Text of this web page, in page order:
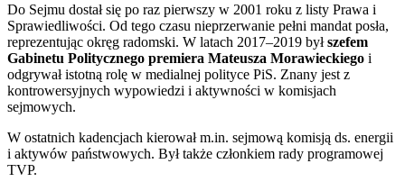
Do Sejmu dostał się po raz pierwszy w 2001 roku z listy Prawa i
Sprawiedliwości. Od tego czasu nieprzerwanie pełni mandat posła,
reprezentując okręg radomski. W latach 2017–2019 byłszefem
Gabinetu Politycznego premiera Mateusza Morawieckiego i
odgrywał istotną rolę w medialnej polityce PiS. Znany jest z
kontrowersyjnych wypowiedzi i aktywności w komisjach
sejmowych.
W ostatnich kadencjach kierował m.in. sejmową komisją ds. energii
i aktywów państwowych. Był także członkiem rady programowej
TVP.